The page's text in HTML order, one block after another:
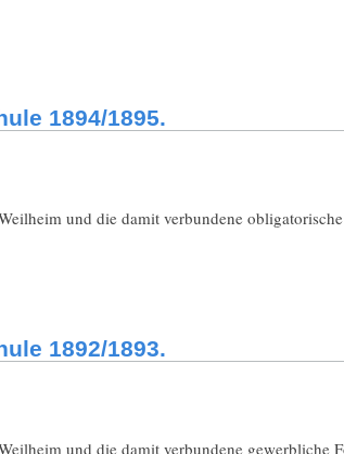
1894/1895.
und die damit verbundene
1892/1893.
und die damit verbundene gewerbliche